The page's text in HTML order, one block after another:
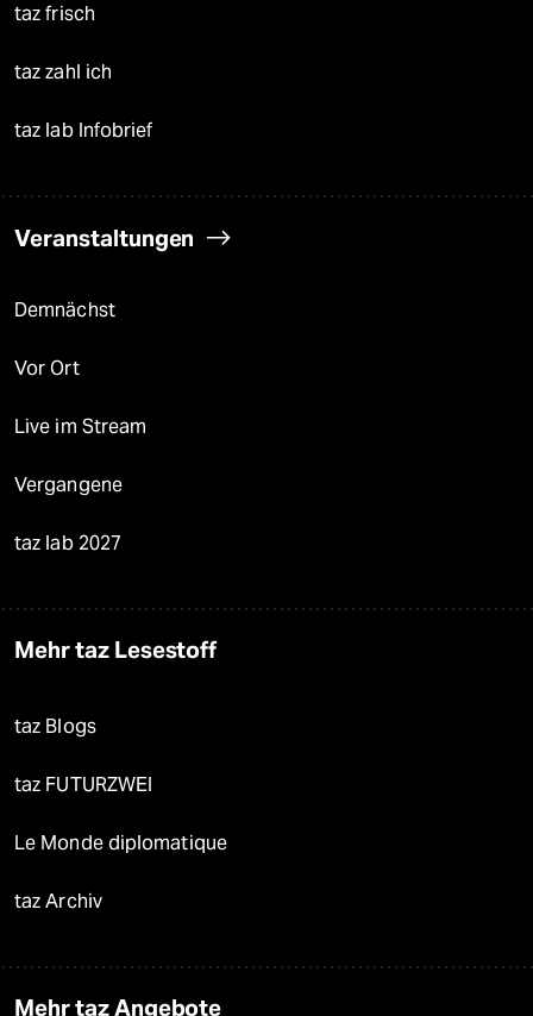
taz frisch
taz zahl ich
taz lab Infobrief
Veranstaltungen
Demnächst
Vor Ort
Live im Stream
Vergangene
taz lab 2027
Mehr taz Lesestoff
taz Blogs
taz FUTURZWEI
Le Monde diplomatique
taz Archiv
Mehr taz Angebote